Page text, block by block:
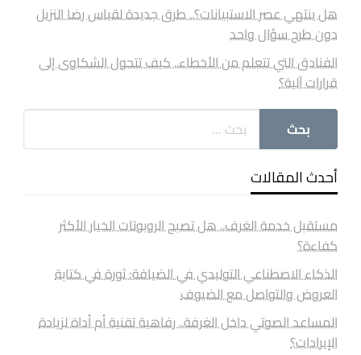
هل ينتهي عصر الاستبيانات؟.. طرق جديدة لقياس رضا النزيل
دون طرح سؤال واحد
الفنادق التي تتعلم من الأخطاء.. كيف تتحول الشكاوى إلى
قرارات آلية؟
أحدث المقالات
مستقبل خدمة الغرف.. هل تصبح الروبوتات الخيار الأكثر
كفاءة؟
الذكاء الاصطناعي التوليدي في الضيافة: ثورة في كتابة
العروض والتواصل مع الضيوف
المساعد الصوتي داخل الغرفة.. رفاهية تقنية أم أداة لزيادة
الإيرادات؟